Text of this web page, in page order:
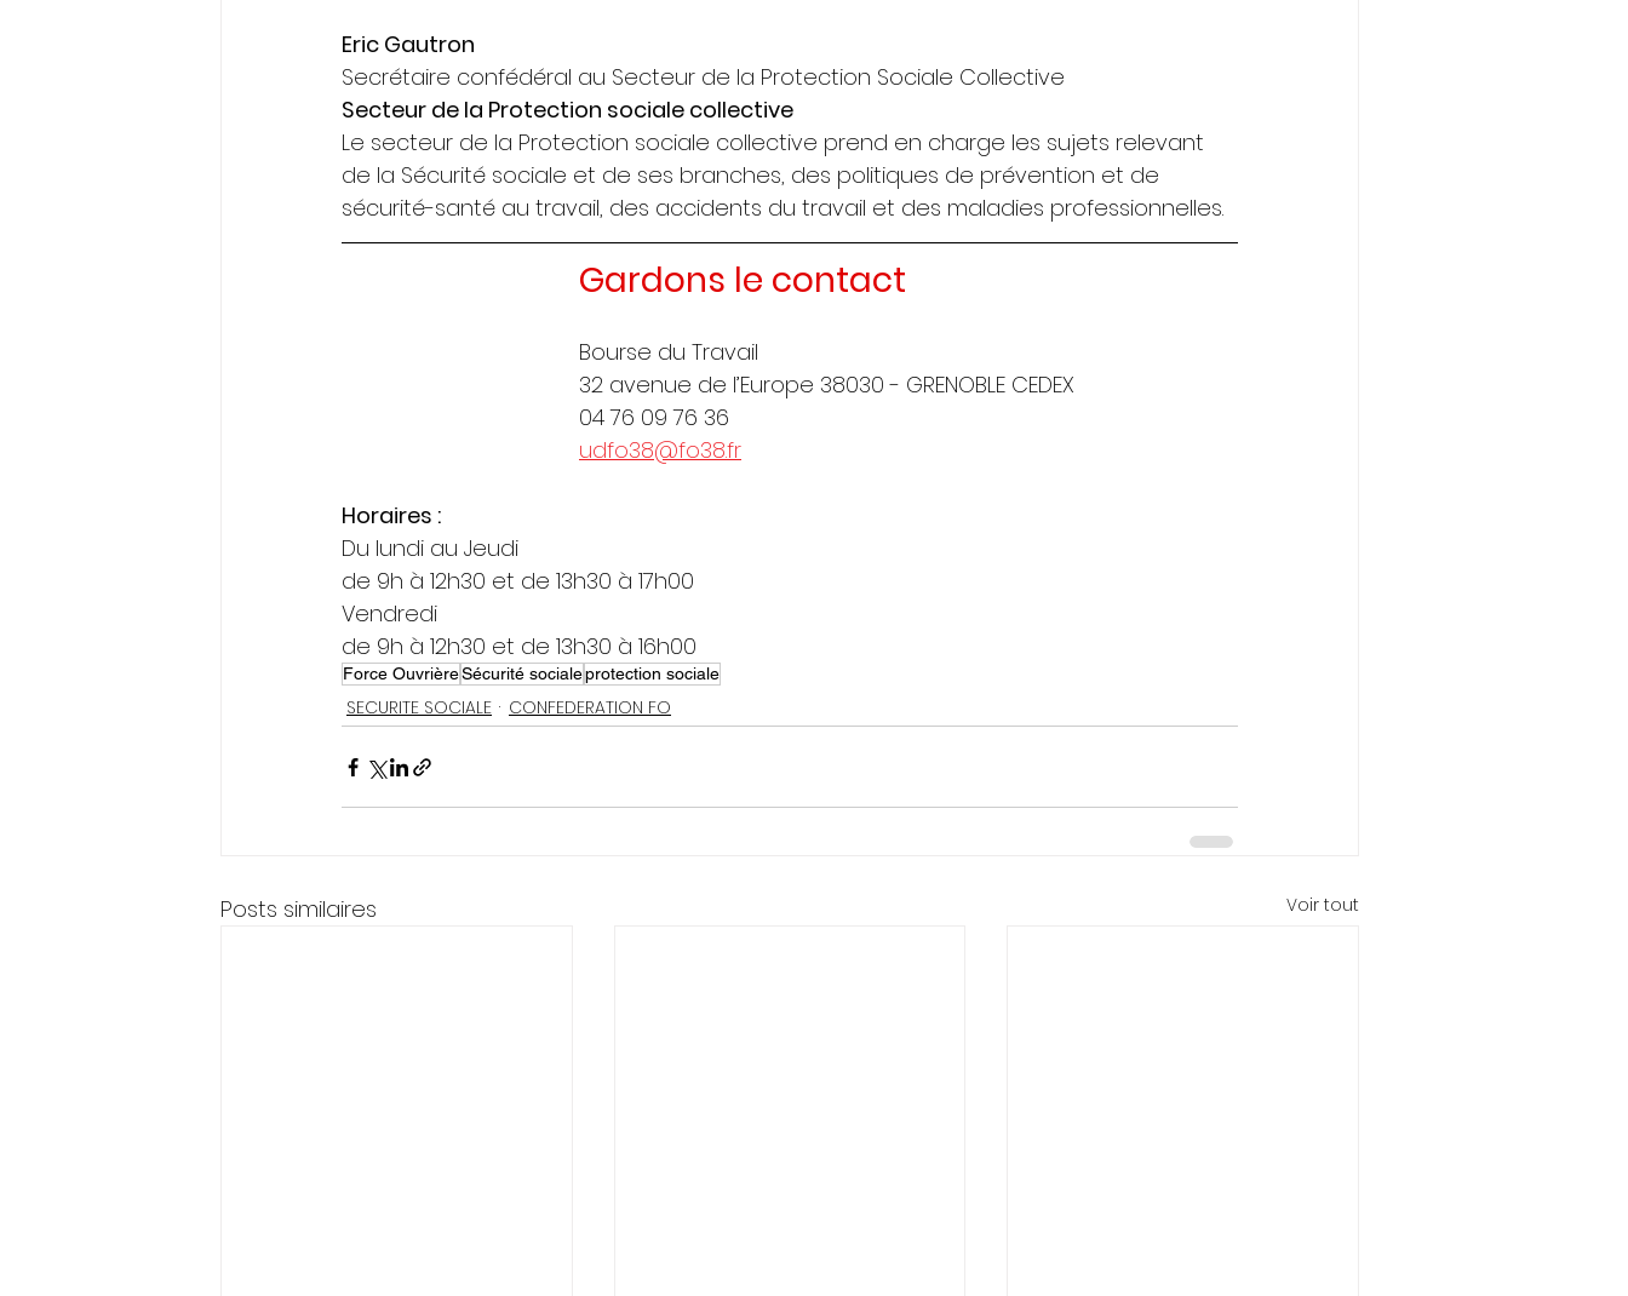
Eric Gautron
Secrétaire confédéral au Secteur de la Protection Sociale Collective
Secteur de la Protection sociale collective
Le secteur de la Protection sociale collective prend en charge les sujets relevant
de la Sécurité sociale et de ses branches, des politiques de prévention et de
sécurité-santé au travail, des accidents du travail et des maladies professionnelles.
Gardons le contact
Bourse du Travail
32 avenue de l’Europe 38030 - GRENOBLE CEDEX
04 76 09 76 36
udfo38@fo38.fr
Horaires :
Du lundi au Jeudi
de 9h à 12h30 et de 13h30 à 17h00
Vendredi
de 9h à 12h30 et de 13h30 à 16h00
Force OuvrièreSécurité socialeprotection sociale
SECURITE SOCIALE CONFEDERATION FO
Posts similaires Voir tout